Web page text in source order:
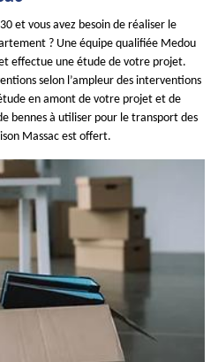
et vous avez besoin de réaliser le
? Une équipe qualifiée Medou
effectue une étude de votre projet.
selon l’ampleur des interventions
en amont de votre projet et de
bennes à utiliser pour le transport des
Massac est offert.